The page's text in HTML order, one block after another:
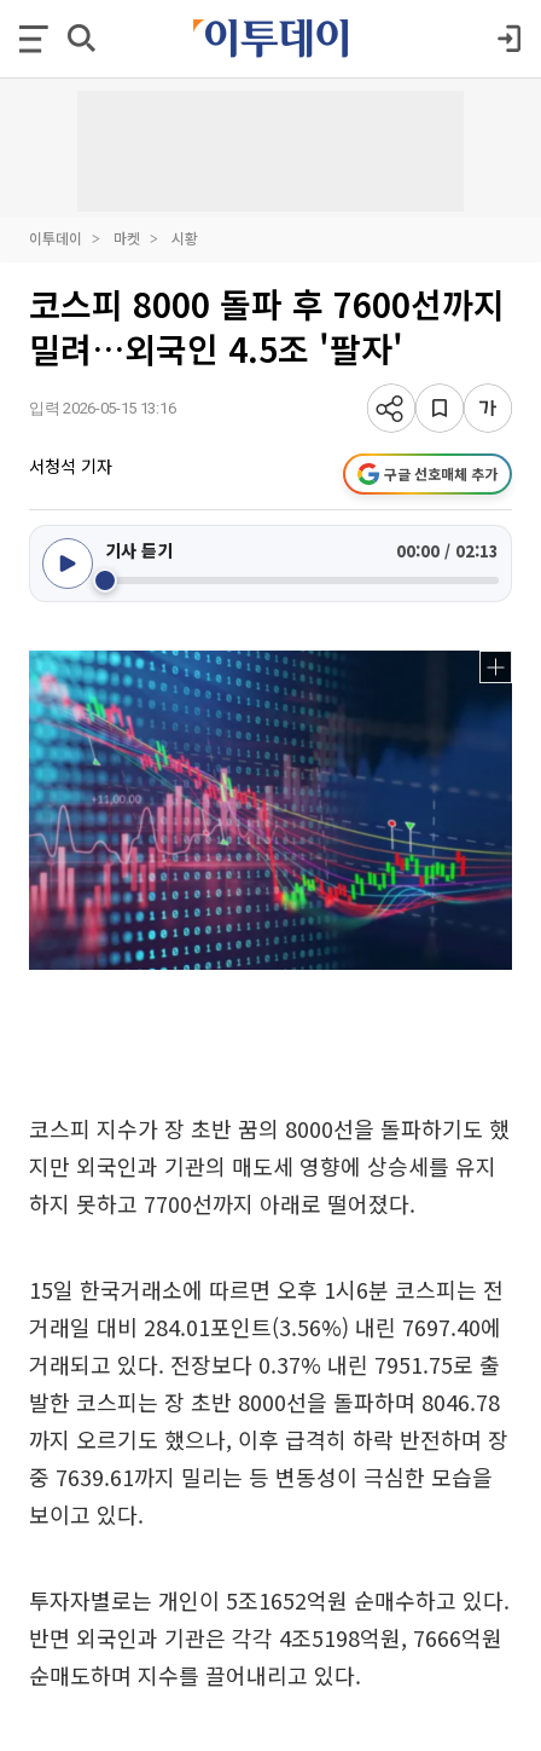
이투데이 마켓 시황
코스피 8000 돌파 후 7600선까지
밀려…외국인 4.5조 '팔자'
입력 2026-05-15 13:16
서청석 기자 구글 선호매체 추가
기사 듣기 00:00 / 02:13
코스피 지수가 장 초반 꿈의 8000선을 돌파하기도 했
지만 외국인과 기관의 매도세 영향에 상승세를 유지
하지 못하고 7700선까지 아래로 떨어졌다.
15일 한국거래소에 따르면 오후 1시6분 코스피는 전
거래일 대비 284.01포인트(3.56%) 내린 7697.40에
거래되고 있다. 전장보다 0.37% 내린 7951.75로 출
발한 코스피는 장 초반 8000선을 돌파하며 8046.78
까지 오르기도 했으나, 이후 급격히 하락 반전하며 장
중 7639.61까지 밀리는 등 변동성이 극심한 모습을
보이고 있다.
투자자별로는 개인이 5조1652억원 순매수하고 있다.
반면 외국인과 기관은 각각 4조5198억원, 7666억원
순매도하며 지수를 끌어내리고 있다.